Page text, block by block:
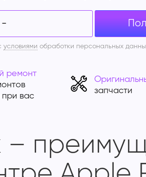
условиями обработки персональных
ремонт
вас
запчасти
–